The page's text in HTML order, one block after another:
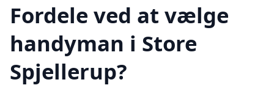
Fordele ved at vælge
handyman i Store
Spjellerup?